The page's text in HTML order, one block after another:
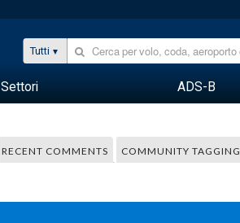
Tutti
Settori ADS-B
RECENT COMMENTS COMMUNITY TAGGING